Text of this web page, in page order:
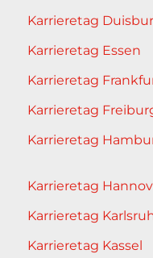
Karrieretag
Karrieretag Essen
Karrieretag
Karrieretag
Karrieretag
Karrieretag
Karrieretag
Karrieretag Kassel